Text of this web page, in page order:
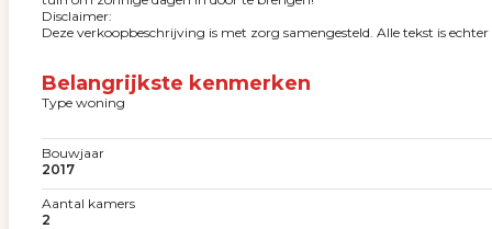
Disclaimer:
Deze verkoopbeschrijving is met zorg samengesteld. Alle tekst is
Belangrijkste kenmerken
Type woning
Bouwjaar
2017
Aantal kamers
2